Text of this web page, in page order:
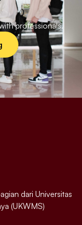
professionals.
dari Universitas
(UKWMS)